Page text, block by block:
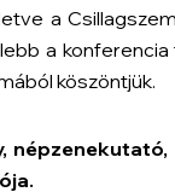
a
a
köszöntjük.